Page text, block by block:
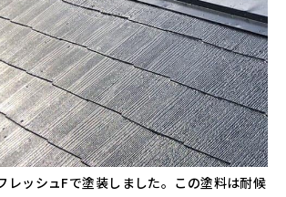
レッシュFで塗装しました。この塗料は耐候